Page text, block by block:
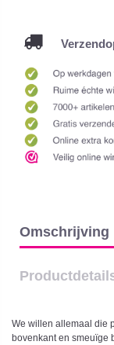
Omschrijving
We willen allemaal die
bovenkant en smeuïge